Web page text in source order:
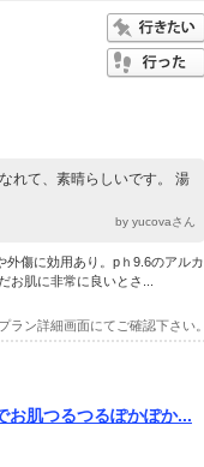
れて、素晴らしいです。 湯
by yucovaさん
傷に効用あり。pｈ9.6のアルカ
お肌に非常に良いとさ...
ラン詳細画面にてご確認下さい。
お肌つるつるぽかぽか...